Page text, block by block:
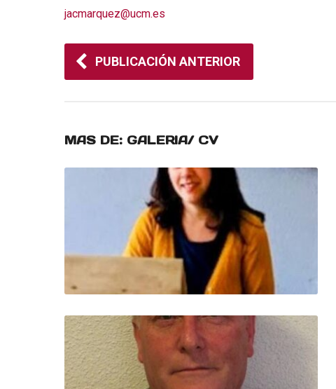
jacmarquez@ucm.es
PUBLICACIÓN ANTERIOR
MAS DE: GALERIA/ CV